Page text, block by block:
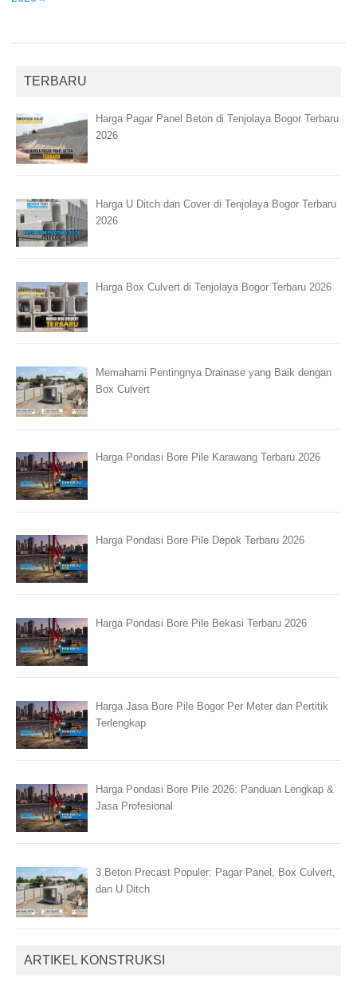
TERBARU
Harga Pagar Panel Beton di Tenjolaya Bogor Terbaru
2026
Harga U Ditch dan Cover di Tenjolaya Bogor Terbaru
2026
Harga Box Culvert di Tenjolaya Bogor Terbaru 2026
Memahami Pentingnya Drainase yang Baik dengan
Box Culvert
Harga Pondasi Bore Pile Karawang Terbaru 2026
Harga Pondasi Bore Pile Depok Terbaru 2026
Harga Pondasi Bore Pile Bekasi Terbaru 2026
Harga Jasa Bore Pile Bogor Per Meter dan Pertitik
Terlengkap
Harga Pondasi Bore Pile 2026: Panduan Lengkap &
Jasa Profesional
3 Beton Precast Populer: Pagar Panel, Box Culvert,
dan U Ditch
ARTIKEL KONSTRUKSI